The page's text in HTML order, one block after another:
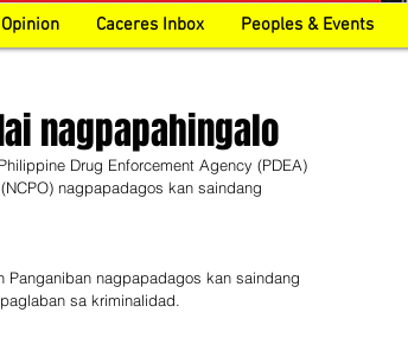
Opinion Caceres Inbox Peoples & Events
nagpapahingalo
Drug Enforcement Agency (PDEA)
nagpapadagos kan saindang
Panganiban nagpapadagos kan saindang
sa kriminalidad.